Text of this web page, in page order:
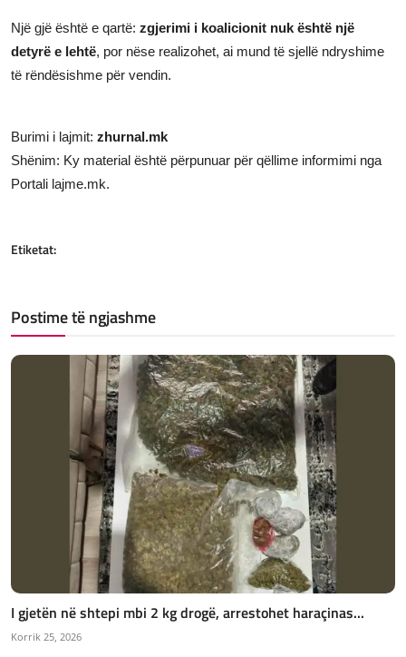
Një gjë është e qartë: zgjerimi i koalicionit nuk është një
detyrë e lehtë, por nëse realizohet, ai mund të sjellë ndryshime
të rëndësishme për vendin.
Burimi i lajmit: zhurnal.mk
Shënim: Ky material është përpunuar për qëllime informimi nga
Portali lajme.mk.
Etiketat:
Postime të ngjashme
I gjetën në shtepi mbi 2 kg drogë, arrestohet haraçinas...
Korrik 25, 2026